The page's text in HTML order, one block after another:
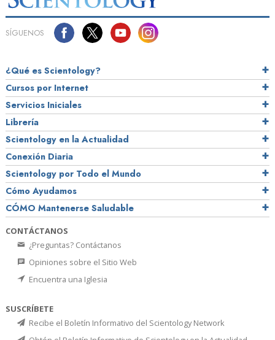
SÍGUENOS
¿Qué es Scientology?
Cursos por Internet
Servicios Iniciales
Librería
Scientology en la Actualidad
Conexión Diaria
Scientology por Todo el Mundo
Cómo Ayudamos
CÓMO Mantenerse Saludable
CONTÁCTANOS
¿Preguntas? Contáctanos
Opiniones sobre el Sitio Web
Encuentra una Iglesia
SUSCRÍBETE
Recibe el Boletín Informativo del Scientology Network